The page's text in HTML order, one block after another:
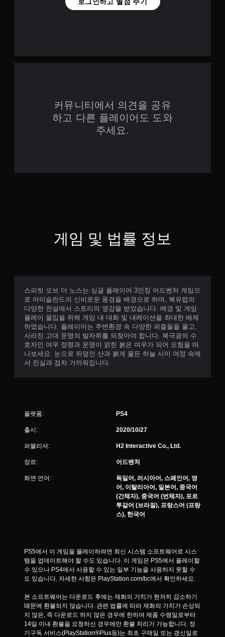
커뮤니티에서 의견을 공유
하고 다른 플레이어도 도와
주세요.
게임 및 법률 정보
스피릿 오브 더 노스는 싱글 플레이어 3인칭 어드벤처 게임으
로 아이슬란드의 신비로운 풍경을 배경으로 하며, 북유럽의
다양한 전설에서 스토리의 영감을 받았습니다. 배경 및 게임
플레이 몰입을 위해 게임 내 대화 및 내레이션을 최대한 배제
하였습니다. 플레이어는 주변환경 속 다양한 퍼즐들을 풀고,
사라진 고대 문명의 발자취를 되찾아야 합니다. 북극광의 수
호자인 여우 정령과 운명이 얽힌 붉은 여우가 되어 모험을 떠
나보세요. 눈으로 뒤덮인 산과 붉게 물든 하늘 사이 여정 속에
서 진실과 점차 가까워집니다.
플랫폼: PS4
출시: 2020/10/27
퍼블리셔: H2 Interactive Co., Ltd.
장르: 어드벤처
화면 언어:
독일어, 러시아어, 스페인어, 영
어, 이탈리아어, 일본어, 중국어
(간체자), 중국어 (번체자), 포르
투갈어 (브라질), 프랑스어 (프랑
스), 한국어
PS5에서 이 게임을 플레이하려면 최신 시스템 소프트웨어로 시스
템을 업데이트해야 할 수도 있습니다. 이 게임은 PS5에서 플레이할
수 있으나 PS4에서 사용할 수 있는 일부 기능을 사용하지 못할 수
도 있습니다. 자세한 사항은 PlayStation.com/bc에서 확인하세요.
본 소프트웨어는 다운로드 후에는 재화의 가치가 현저히 감소하기
때문에 환불되지 않습니다. 관련 법률에 따라 재화의 가치가 손상되
지 않은, 즉 다운로드 하지 않은 경우에 한하여 제품 수령일로부터
14일 이내 환불을 요청하신 경우에만 환불 처리가 가능합니다. 정
기구독 서비스(PlayStation®Plus등)는 최초 구매일 또는 갱신일로